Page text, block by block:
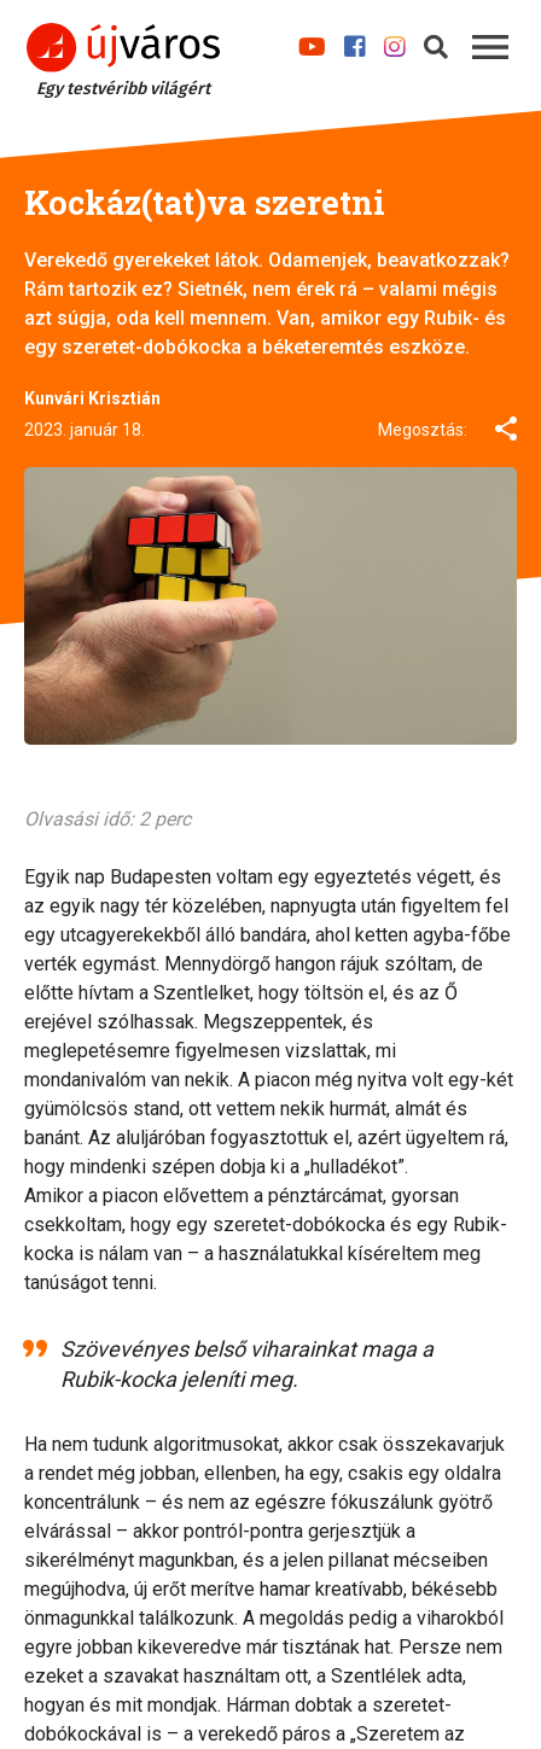
Egy testvéribb világért
Kockáz(tat)va szeretni
Verekedő gyerekeket látok. Odamenjek, beavatkozzak?
Rám tartozik ez? Sietnék, nem érek rá – valami mégis
azt súgja, oda kell mennem. Van, amikor egy Rubik- és
egy szeretet-dobókocka a béketeremtés eszköze.
Kunvári Krisztián
2023. január 18.
Megosztás:
Olvasási idő: 2 perc
Egyik nap Budapesten voltam egy egyeztetés végett, és
az egyik nagy tér közelében, napnyugta után figyeltem fel
egy utcagyerekekből álló bandára, ahol ketten agyba-főbe
verték egymást. Mennydörgő hangon rájuk szóltam, de
előtte hívtam a Szentlelket, hogy töltsön el, és az Ő
erejével szólhassak. Megszeppentek, és
meglepetésemre figyelmesen vizslattak, mi
mondanivalóm van nekik. A piacon még nyitva volt egy-két
gyümölcsös stand, ott vettem nekik hurmát, almát és
banánt. Az aluljáróban fogyasztottuk el, azért ügyeltem rá,
hogy mindenki szépen dobja ki a „hulladékot”.
Amikor a piacon elővettem a pénztárcámat, gyorsan
csekkoltam, hogy egy szeretet-dobókocka és egy Rubik-
kocka is nálam van – a használatukkal kíséreltem meg
tanúságot tenni.
Szövevényes belső viharainkat maga a
Rubik-kocka jeleníti meg.
Ha nem tudunk algoritmusokat, akkor csak összekavarjuk
a rendet még jobban, ellenben, ha egy, csakis egy oldalra
koncentrálunk – és nem az egészre fókuszálunk gyötrő
elvárással – akkor pontról-pontra gerjesztjük a
sikerélményt magunkban, és a jelen pillanat mécseiben
megújhodva, új erőt merítve hamar kreatívabb, békésebb
önmagunkkal találkozunk. A megoldás pedig a viharokból
egyre jobban kikeveredve már tisztának hat. Persze nem
ezeket a szavakat használtam ott, a Szentlélek adta,
hogyan és mit mondjak. Hárman dobtak a szeretet-
dobókockával is – a verekedő páros a „Szeretem az